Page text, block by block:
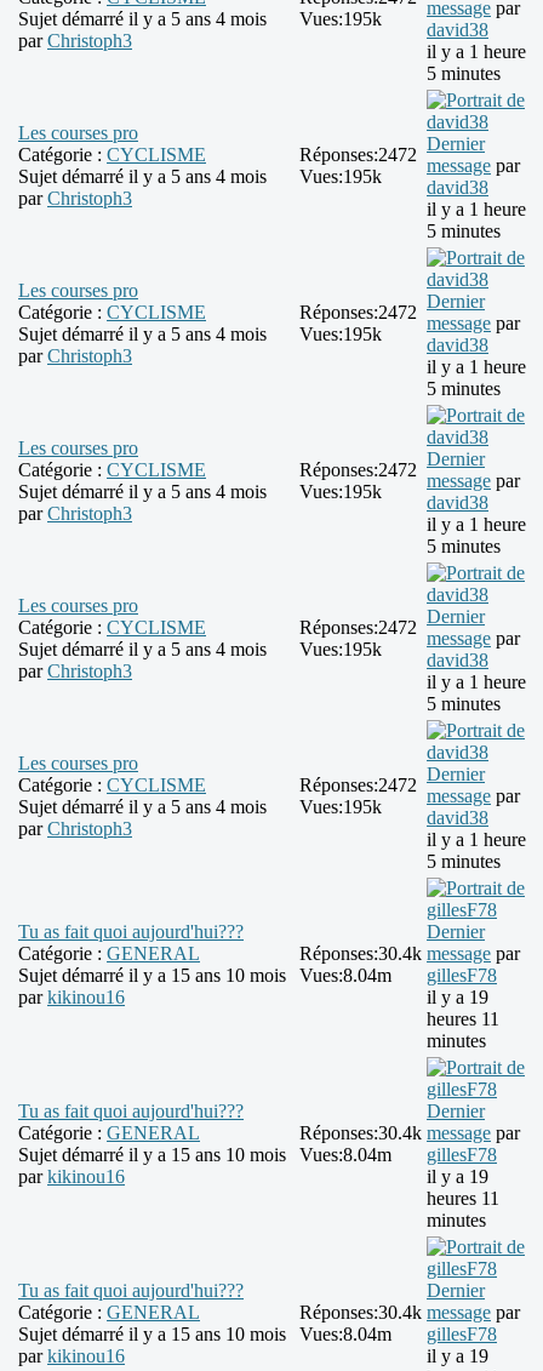
Sujet démarré il y a 5 ans 4 mois
parChristoph3
Vues:195k
message par
david38
il y a 1 heure
5 minutes
Les courses pro
Catégorie : CYCLISME
Sujet démarré il y a 5 ans 4 mois
parChristoph3
Réponses:2472
Vues:195k
Dernier
message par
david38
il y a 1 heure
5 minutes
Les courses pro
Catégorie : CYCLISME
Sujet démarré il y a 5 ans 4 mois
parChristoph3
Réponses:2472
Vues:195k
Dernier
message par
david38
il y a 1 heure
5 minutes
Les courses pro
Catégorie : CYCLISME
Sujet démarré il y a 5 ans 4 mois
parChristoph3
Réponses:2472
Vues:195k
Dernier
message par
david38
il y a 1 heure
5 minutes
Les courses pro
Catégorie : CYCLISME
Sujet démarré il y a 5 ans 4 mois
parChristoph3
Réponses:2472
Vues:195k
Dernier
message par
david38
il y a 1 heure
5 minutes
Les courses pro
Catégorie : CYCLISME
Sujet démarré il y a 5 ans 4 mois
parChristoph3
Réponses:2472
Vues:195k
Dernier
message par
david38
il y a 1 heure
5 minutes
Tu as fait quoi aujourd'hui???
Catégorie : GENERAL
Sujet démarré il y a 15 ans 10 mois
parkikinou16
Réponses:30.4k
Vues:8.04m
Dernier
message par
gillesF78
il y a 19
heures 11
minutes
Tu as fait quoi aujourd'hui???
Catégorie : GENERAL
Sujet démarré il y a 15 ans 10 mois
parkikinou16
Réponses:30.4k
Vues:8.04m
Dernier
message par
gillesF78
il y a 19
heures 11
minutes
Tu as fait quoi aujourd'hui???
Catégorie : GENERAL
Sujet démarré il y a 15 ans 10 mois
parkikinou16
Réponses:30.4k
Vues:8.04m
Dernier
message par
gillesF78
il y a 19